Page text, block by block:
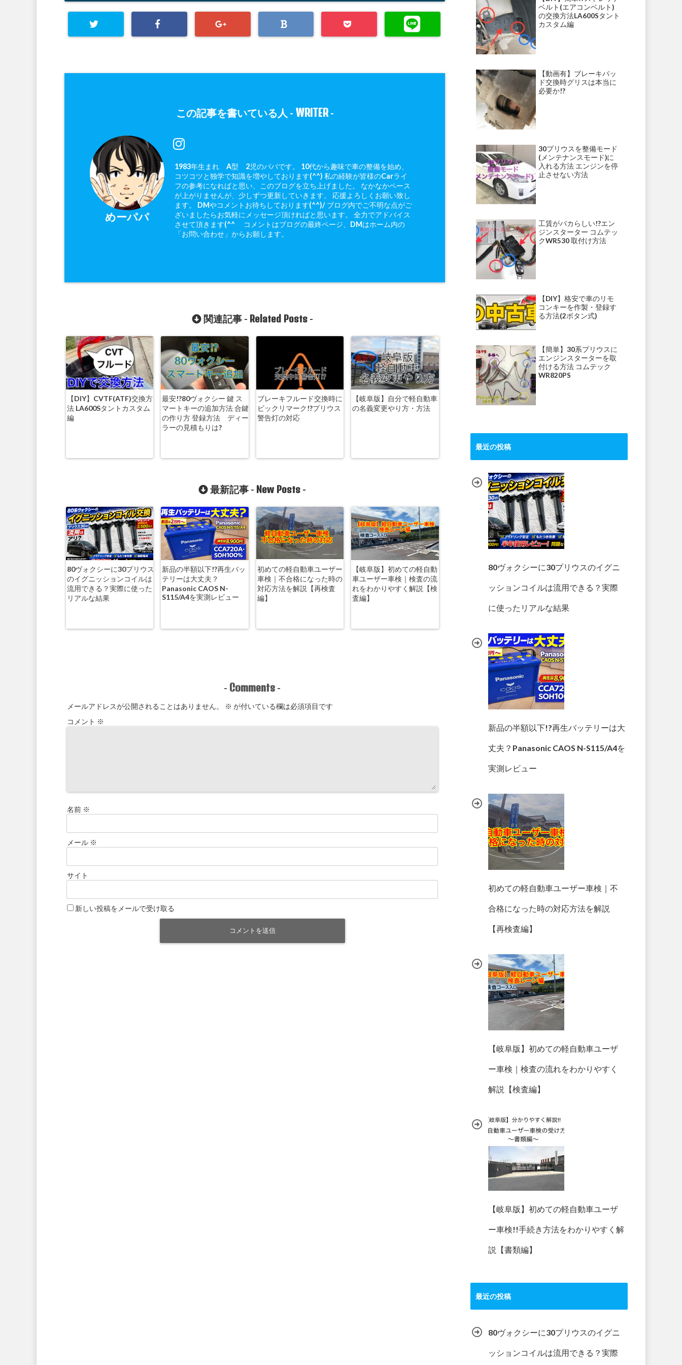
この記事を書いている人 - WRITER-
めーパパ
1983年生まれ A型 2児のパパです。 10代から趣味で車の整備を始め、
コツコツと独学で知識を増やしております(^^) 私の経験が皆様のCarライ
フの参考になればと思い、このブログを立ち上げました。 なかなかペース
が上がりませんが、少しずつ更新していきます。 応援よろしくお願い致し
ます。 DMやコメントお待ちしております(^^)/ ブログ内でご不明な点がご
ざいましたらお気軽にメッセージ頂ければと思います。 全力でアドバイス
させて頂きます(^^ゞ コメントはブログの最終ページ、DMはホーム内の
「お問い合わせ」からお願します。
関連記事 - Related Posts-
【DIY】CVTF(ATF)交換方
法 LA600Sタントカスタム
編
最安!?80ヴォクシー 鍵 ス
マートキーの追加方法 合鍵
の作り方 登録方法 ディー
ラーの見積もりは?
ブレーキフルード交換時に
ビックリマーク!?プリウス
警告灯の対応
【岐阜版】自分で軽自動車
の名義変更やり方・方法
最新記事 - New Posts -
80ヴォクシーに30プリウス
のイグニッションコイルは
流用できる？実際に使った
リアルな結果
新品の半額以下!?再生バッ
テリーは大丈夫？
Panasonic CAOS N-
S115/A4を実測レビュー
初めての軽自動車ユーザー
車検｜不合格になった時の
対応方法を解説【再検査
編】
【岐阜版】初めての軽自動
車ユーザー車検｜検査の流
れをわかりやすく解説【検
査編】
- Comments -
メールアドレスが公開されることはありません。 ※ が付いている欄は必須項目です
コメント ※
名前 ※
メール ※
サイト
新しい投稿をメールで受け取る
ベルト(エアコンベルト)
の交換方法LA600Sタント
カスタム編
【動画有】ブレーキパッ
ド交換時グリスは本当に
必要か!?
30プリウスを整備モード
(メンテナンスモード)に
入れる方法 エンジンを停
止させない方法
工賃がバカらしい!?エン
ジンスターター コムテッ
クWR530 取付け方法
【DIY】格安で車のリモ
コンキーを作製・登録す
る方法(2ボタン式)
【簡単】30系プリウスに
エンジンスターターを取
付ける方法 コムテック
WR820PS
最近の投稿
80ヴォクシーに30プリウスのイグニ
ッションコイルは流用できる？実際
に使ったリアルな結果
新品の半額以下!?再生バッテリーは大
丈夫？Panasonic CAOS N-S115/A4を
実測レビュー
初めての軽自動車ユーザー車検｜不
合格になった時の対応方法を解説
【再検査編】
【岐阜版】初めての軽自動車ユーザ
ー車検｜検査の流れをわかりやすく
解説【検査編】
【岐阜版】初めての軽自動車ユーザ
ー車検!!手続き方法をわかりやすく解
説【書類編】
最近の投稿
80ヴォクシーに30プリウスのイグニ
ッションコイルは流用できる？実際